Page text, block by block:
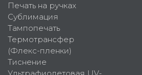
Печать на ручках
Сублимация
Тампопечать
Термотрансфер
(Флекс-пленки)
Тиснение